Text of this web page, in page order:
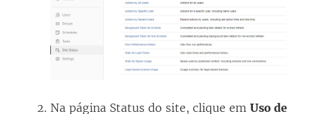
Na página Status do site, clique em Uso de